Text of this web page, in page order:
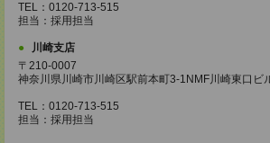
TEL：0120-713-515
担当：採用担当
川崎支店
〒210-0007
神奈川県川崎市川崎区駅前本町3-1NMF川崎東口ビ
TEL：0120-713-515
担当：採用担当